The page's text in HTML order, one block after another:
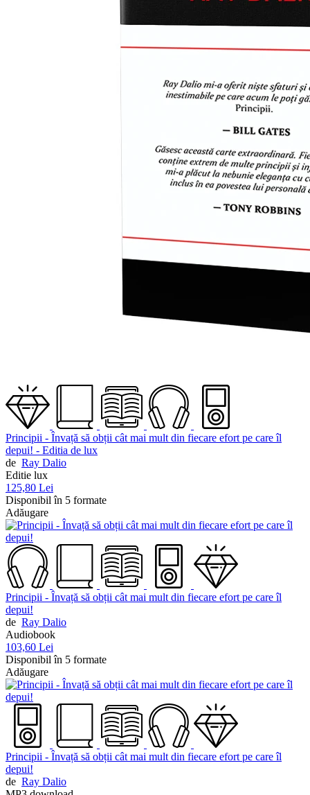
Principii - Învață să obții cât mai mult din fiecare efort pe care îl
depui! - Editia de lux
de Ray Dalio
Editie lux
125,80 Lei
Disponibil în 5 formate
Adăugare
Principii - Învață să obții cât mai mult din fiecare efort pe care îl
depui!
de Ray Dalio
Audiobook
103,60 Lei
Disponibil în 5 formate
Adăugare
Principii - Învață să obții cât mai mult din fiecare efort pe care îl
depui!
de Ray Dalio